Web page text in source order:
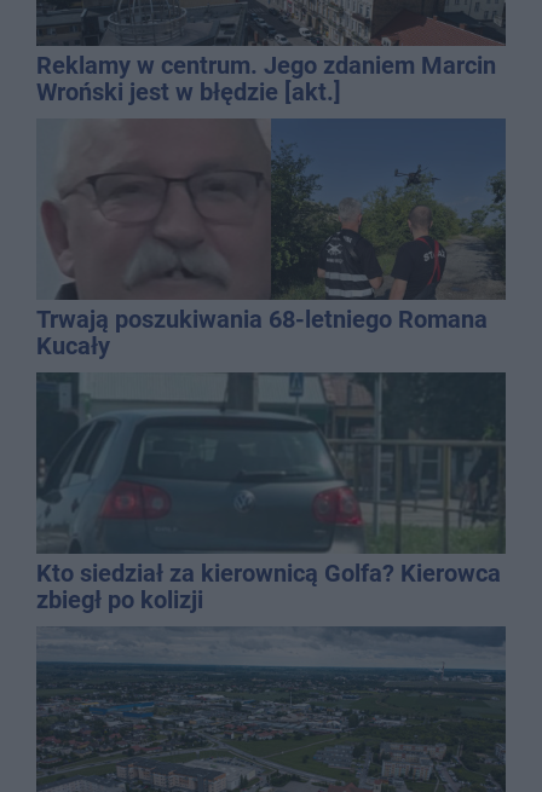
Reklamy w centrum. Jego zdaniem Marcin
Wroński jest w błędzie [akt.]
Trwają poszukiwania 68-letniego Romana
Kucały
Kto siedział za kierownicą Golfa? Kierowca
zbiegł po kolizji